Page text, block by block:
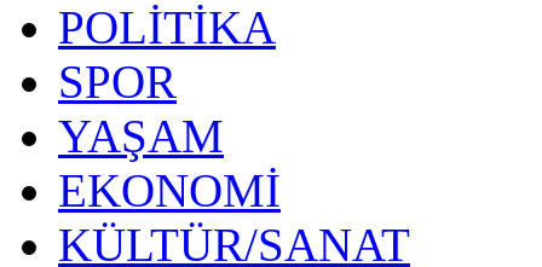
POLİTİKA
SPOR
YAŞAM
EKONOMİ
KÜLTÜR/SANAT